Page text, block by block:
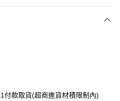
台北富邦商業銀行
付款取貨(超商進貨材積限制內)